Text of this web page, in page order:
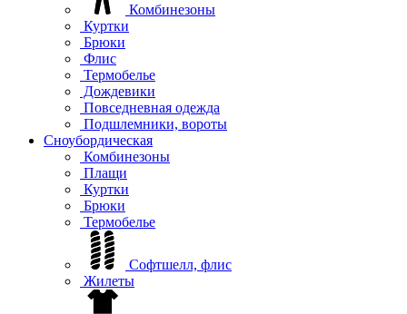
Комбинезоны
Куртки
Брюки
Флис
Термобелье
Дождевики
Повседневная одежда
Подшлемники, вороты
Сноубордическая
Комбинезоны
Плащи
Куртки
Брюки
Термобелье
Софтшелл, флис
Жилеты